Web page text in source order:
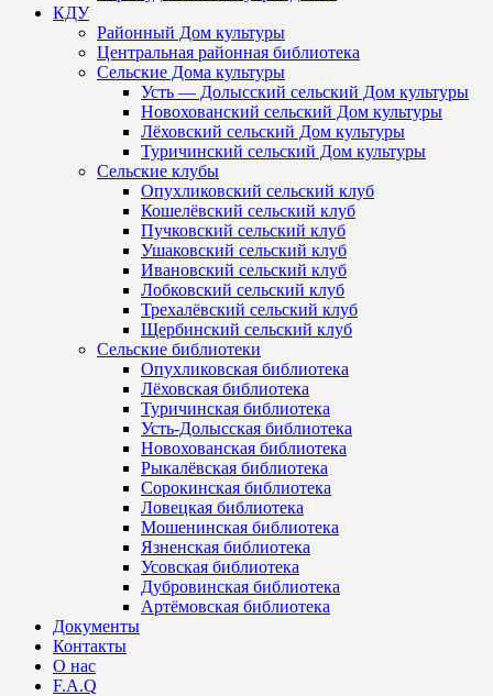
КДУ
Районный Дом культуры
Центральная районная библиотека
Сельские Дома культуры
Усть — Долысский сельский Дом культуры
Новохованский сельский Дом культуры
Лёховский сельский Дом культуры
Туричинский сельский Дом культуры
Сельские клубы
Опухликовский сельский клуб
Кошелёвский сельский клуб
Пучковский сельский клуб
Ушаковский сельский клуб
Ивановский сельский клуб
Лобковский сельский клуб
Трехалёвский сельский клуб
Щербинский сельский клуб
Сельские библиотеки
Опухликовская библиотека
Лёховская библиотека
Туричинская библиотека
Усть-Долысская библиотека
Новохованская библиотека
Рыкалёвская библиотека
Сорокинская библиотека
Ловецкая библиотека
Мошенинская библиотека
Язненская библиотека
Усовская библиотека
Дубровинская библиотека
Артёмовская библиотека
Документы
Контакты
О нас
F.A.Q